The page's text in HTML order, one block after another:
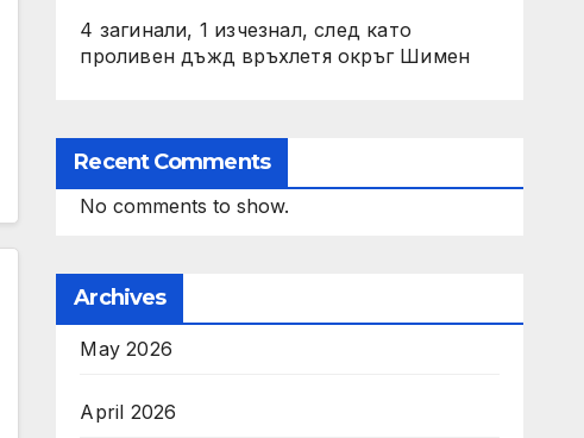
4 загинали, 1 изчезнал, след като
проливен дъжд връхлетя окръг Шимен
Recent Comments
No comments to show.
Archives
May 2026
April 2026